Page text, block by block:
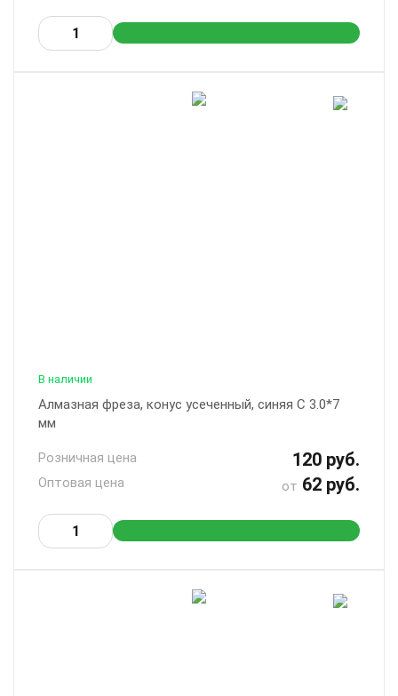
В наличии
Алмазная фреза, конус усеченный, синяя С 3.0*7
мм
Розничная цена 120 руб.
Оптовая цена от 62 руб.